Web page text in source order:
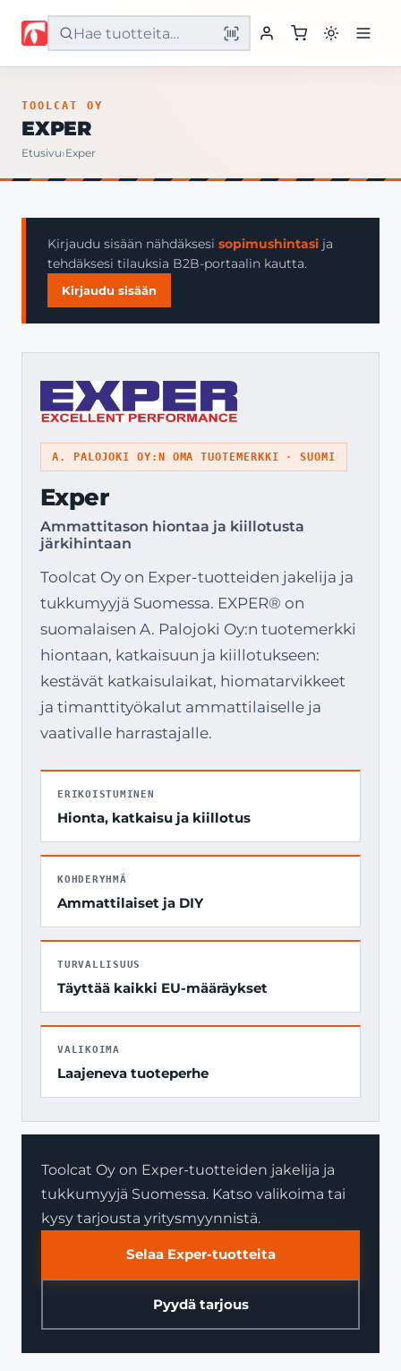
Etusivu
Yritys
Yhteystiedot
TOOLCAT OY
EXPER
Etusivu›Exper
Kirjaudu sisään nähdäksesi sopimushintasi ja
tehdäksesi tilauksia B2B-portaalin kautta.
Kirjaudu sisään
A. PALOJOKI OY:N OMA TUOTEMERKKI · SUOMI
Exper
Ammattitason hiontaa ja kiillotusta
järkihintaan
Toolcat Oy on Exper-tuotteiden jakelija ja
tukkumyyjä Suomessa. EXPER® on
suomalaisen A. Palojoki Oy:n tuotemerkki
hiontaan, katkaisuun ja kiillotukseen:
kestävät katkaisulaikat, hiomatarvikkeet
ja timanttityökalut ammattilaiselle ja
vaativalle harrastajalle.
ERIKOISTUMINEN
Hionta, katkaisu ja kiillotus
KOHDERYHMÄ
Ammattilaiset ja DIY
TURVALLISUUS
Täyttää kaikki EU-määräykset
VALIKOIMA
Laajeneva tuoteperhe
Toolcat Oy on Exper-tuotteiden jakelija ja
tukkumyyjä Suomessa. Katso valikoima tai
kysy tarjousta yritysmyynnistä.
Selaa Exper-tuotteita
Pyydä tarjous